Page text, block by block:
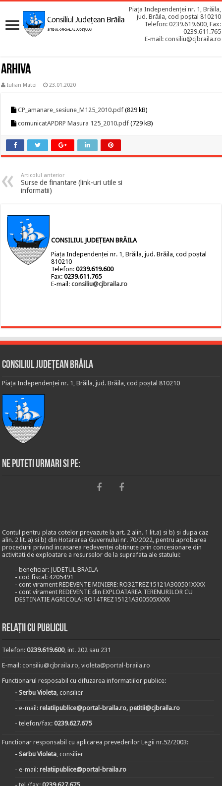
Piața Independenței nr. 1, Brăila,
jud. Brăila, cod poștal 810210
Telefon: 0239.619.600, Fax:
0239.611.765
E-mail: consiliu@cjbraila.ro
ARHIVA
Iulian Matei 23.01.2020
CP_amanare_sesiune_M125_2010.pdf (829 kB)
comunicatAPDRP Masura 125_2010.pdf (729 kB)
Articolul anterior
Surse de finantare (link-uri utile si
informatii)
CONSILIUL JUDEȚEAN BRĂILA
Piața Independenței nr. 1, Brăila, jud. Brăila, cod poștal
810210
Telefon:0239.619.600
Fax:0239.611.765
E-mail:consiliu@cjbraila.ro
Consiliul Județean Brăila
Piața Independenței nr. 1, Brăila, jud. Brăila, cod poștal 810210
Ne puteti urmari si pe:
Contul pentru plata cotelor prevazute la art. 2 alin. 1 lit.a) si b) si dupa caz
alin. 2 lit. a) si b) din Hotararea Guvernului nr. 70/2022, pentru aprobarea
procedurii privind incasarea redeventei obtinute prin concesionare din
activitati de exploatare a resurselor de la suprafata ale statului:
- beneficiar: JUDETUL BRAILA
- cod fiscal: 4205491
- cont virament REDEVENTE MINIERE: RO32TREZ15121A300501XXXX
- cont virament REDEVENTE din EXPLOATAREA TERENURILOR CU
DESTINATIE AGRICOLA: RO14TREZ15121A300505XXXX
Relații cu publicul
Telefon:0239.619.600, int. 202 sau 231
E-mail:consiliu@cjbraila.ro,violeta@portal-braila.ro
Functionarul resposabil cu difuzarea informatiilor publice:
- Serbu Violeta, consilier
- e-mail:relatiipublice@portal-braila.ro, petitii@cjbraila.ro
- telefon/fax:0239.627.675
Functionar responsabil cu aplicarea prevederilor Legii nr.52/2003:
- Serbu Violeta, consilier
- e-mail:relatiipublice@portal-braila.ro